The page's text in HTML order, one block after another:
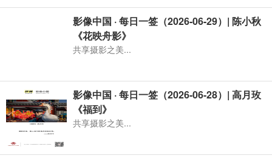
影像中国 · 每日一签（2026-06-29）| 陈小秋
《花映舟影》
共享摄影之美...
影像中国 · 每日一签（2026-06-28）| 高月玫
《福到》
共享摄影之美...